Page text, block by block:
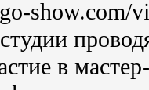
show.com/
в